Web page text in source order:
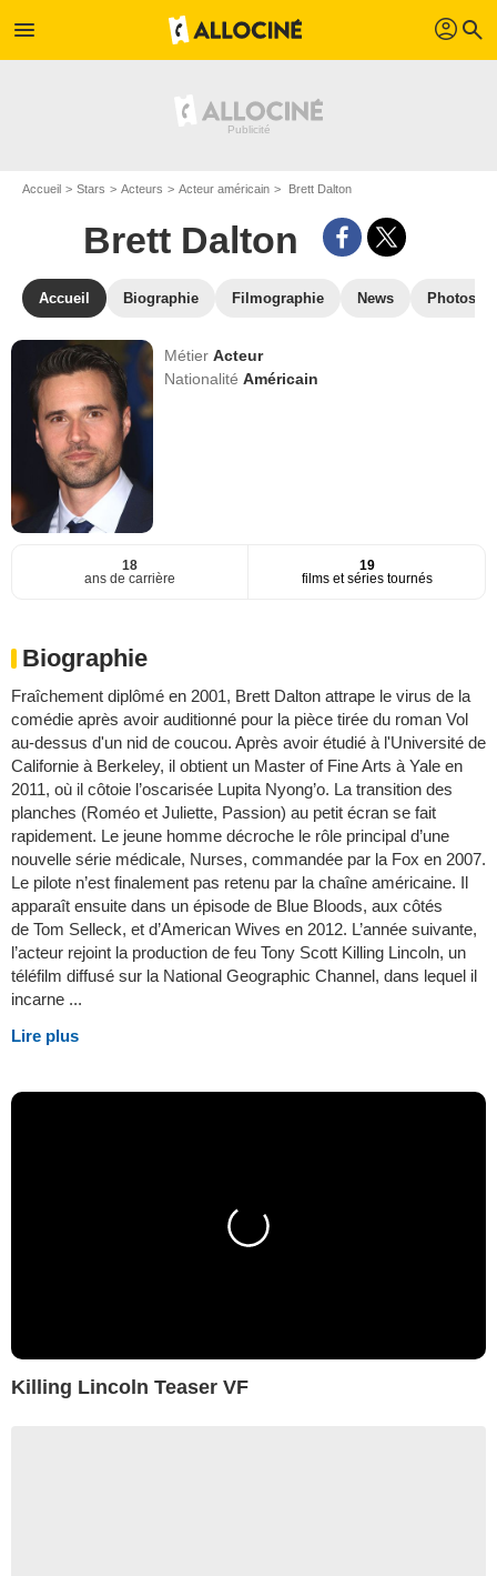
menu profil search
Accueil Stars Acteurs Acteur américain Brett Dalton
Brett Dalton
Accueil Biographie Filmographie News Photos
MétierActeur
NationalitéAméricain
18
ans de carrière
19
films et séries tournés
Biographie
Fraîchement diplômé en 2001, Brett Dalton attrape le virus de la
comédie après avoir auditionné pour la pièce tirée du roman Vol
au-dessus d'un nid de coucou. Après avoir étudié à l'Université de
Californie à Berkeley, il obtient un Master of Fine Arts à Yale en
2011, où il côtoie l’oscarisée Lupita Nyong’o. La transition des
planches (Roméo et Juliette, Passion) au petit écran se fait
rapidement. Le jeune homme décroche le rôle principal d’une
nouvelle série médicale, Nurses, commandée par la Fox en 2007.
Le pilote n’est finalement pas retenu par la chaîne américaine. Il
apparaît ensuite dans un épisode de Blue Bloods, aux côtés
de Tom Selleck, et d’American Wives en 2012. L’année suivante,
l’acteur rejoint la production de feu Tony Scott Killing Lincoln, un
téléfilm diffusé sur la National Geographic Channel, dans lequel il
incarne ...
Lire plus
Killing Lincoln Teaser VF